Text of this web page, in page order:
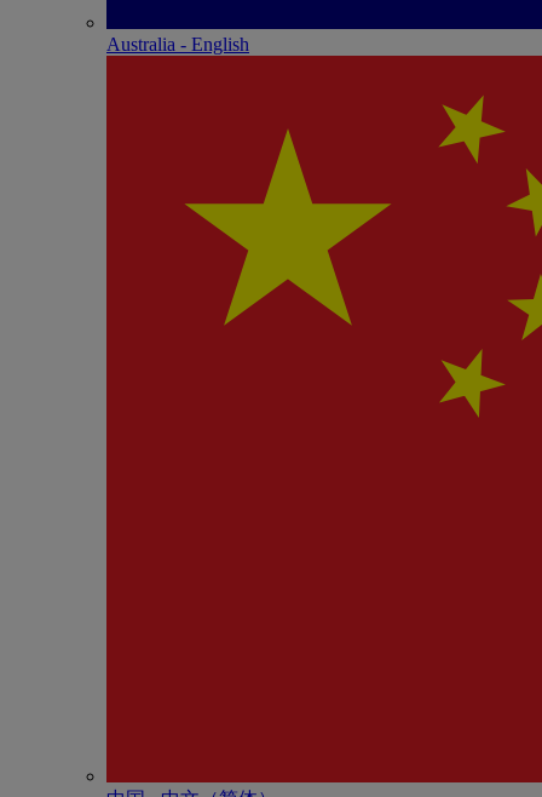
Australia - English